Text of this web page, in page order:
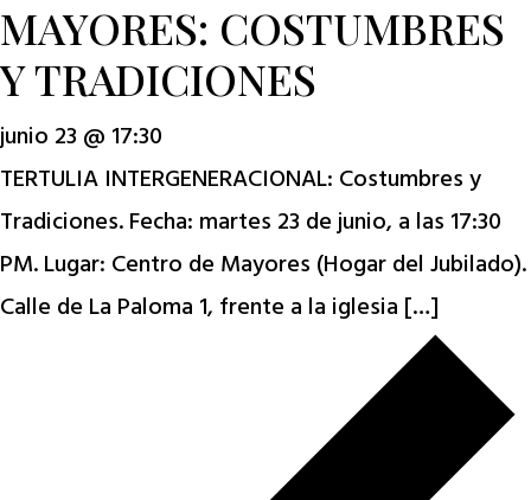
MAYORES: COSTUMBRES
Y TRADICIONES
junio 23 @ 17:30
TERTULIA INTERGENERACIONAL: Costumbres y
Tradiciones. Fecha: martes 23 de junio, a las 17:30
PM. Lugar: Centro de Mayores (Hogar del Jubilado).
Calle de La Paloma 1, frente a la iglesia […]